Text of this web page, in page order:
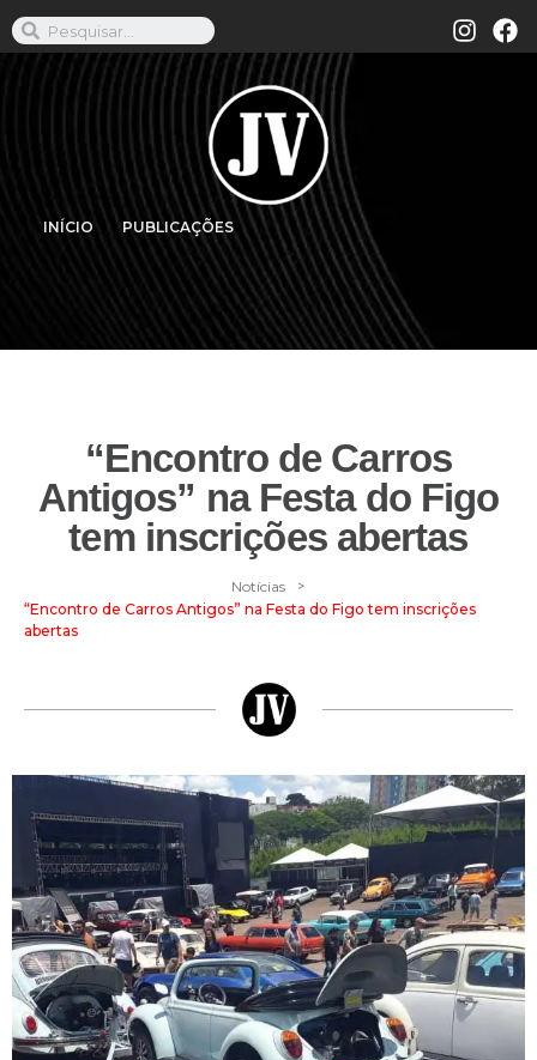
INÍCIO PUBLICAÇÕES
“Encontro de Carros
Antigos” na Festa do Figo
tem inscrições abertas
Notícias >
“Encontro de Carros Antigos” na Festa do Figo tem inscrições
abertas